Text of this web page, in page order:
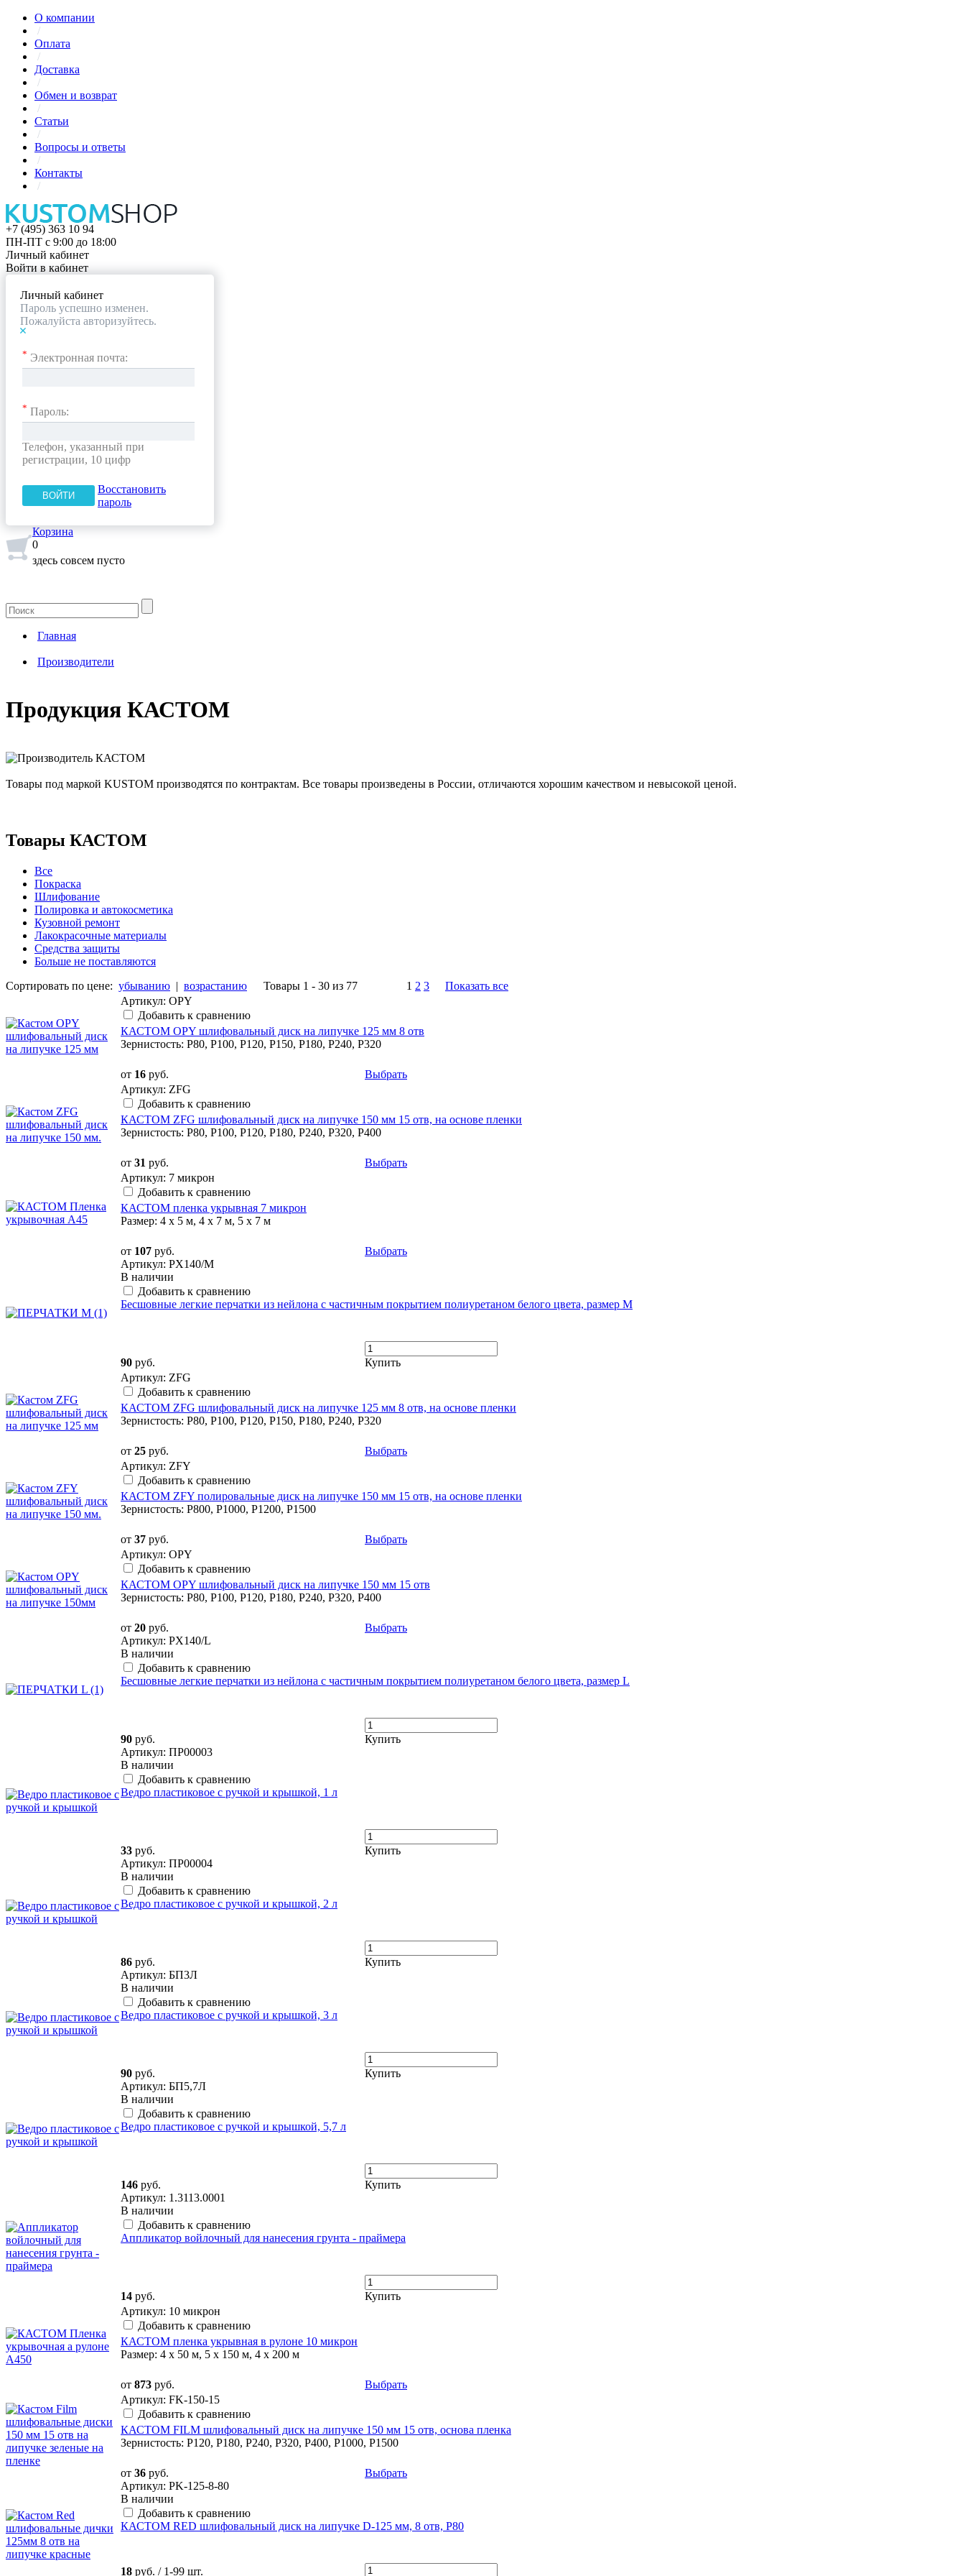
О компании
/
Оплата
/
Доставка
/
Обмен и возврат
/
Статьи
/
Вопросы и ответы
/
Контакты
/
+7 (495) 363 10 94
ПН-ПТ с 9:00 до 18:00
Личный кабинет
Войти в кабинет
Личный кабинет
Пароль успешно изменен.
Пожалуйста авторизуйтесь.
* Электронная почта:
* Пароль:
Телефон, указанный при
регистрации, 10 цифр
Восстановить
пароль
Корзина
0
здесь совсем пусто
Главная
Производители
Продукция КАСТОМ
Товары под маркой KUSTOM производятся по контрактам. Все товары произведены в России, отличаются хорошим качеством и невысокой ценой.
Товары КАСТОМ
Все
Покраска
Шлифование
Полировка и автокосметика
Кузовной ремонт
Лакокрасочные материалы
Средства защиты
Больше не поставляются
Сортировать по цене: убыванию | возрастанию Товары 1 - 30 из 77 1 2 3
Показать все
Артикул: OPY
Добавить к сравнению
КАСТОМ OPY шлифовальный диск на липучке 125 мм 8 отв
Зернистость: P80, P100, P120, P150, P180, P240, P320
от 16 руб.
Выбрать
Артикул: ZFG
Добавить к сравнению
КАСТОМ ZFG шлифовальный диск на липучке 150 мм 15 отв, на основе пленки
Зернистость: P80, P100, P120, P180, P240, P320, P400
от 31 руб.
Выбрать
Артикул: 7 микрон
Добавить к сравнению
КАСТОМ пленка укрывная 7 микрон
Размер: 4 х 5 м, 4 х 7 м, 5 х 7 м
от 107 руб.
Выбрать
Артикул: PX140/M
В наличии
Добавить к сравнению
Бесшовные легкие перчатки из нейлона с частичным покрытием полиуретаном белого цвета, размер M
90 руб.
Купить
Артикул: ZFG
Добавить к сравнению
КАСТОМ ZFG шлифовальный диск на липучке 125 мм 8 отв, на основе пленки
Зернистость: P80, P100, P120, P150, P180, P240, P320
от 25 руб.
Выбрать
Артикул: ZFY
Добавить к сравнению
КАСТОМ ZFY полировальные диск на липучке 150 мм 15 отв, на основе пленки
Зернистость: P800, P1000, P1200, P1500
от 37 руб.
Выбрать
Артикул: OPY
Добавить к сравнению
КАСТОМ OPY шлифовальный диск на липучке 150 мм 15 отв
Зернистость: P80, P100, P120, P180, P240, P320, P400
от 20 руб.
Выбрать
Артикул: PX140/L
В наличии
Добавить к сравнению
Бесшовные легкие перчатки из нейлона с частичным покрытием полиуретаном белого цвета, размер L
90 руб.
Купить
Артикул: ПР00003
В наличии
Добавить к сравнению
Ведро пластиковое с ручкой и крышкой, 1 л
33 руб.
Купить
Артикул: ПР00004
В наличии
Добавить к сравнению
Ведро пластиковое с ручкой и крышкой, 2 л
86 руб.
Купить
Артикул: БП3Л
В наличии
Добавить к сравнению
Ведро пластиковое с ручкой и крышкой, 3 л
90 руб.
Купить
Артикул: БП5,7Л
В наличии
Добавить к сравнению
Ведро пластиковое с ручкой и крышкой, 5,7 л
146 руб.
Купить
Артикул: 1.3113.0001
В наличии
Добавить к сравнению
Аппликатор войлочный для нанесения грунта - праймера
14 руб.
Купить
Артикул: 10 микрон
Добавить к сравнению
КАСТОМ пленка укрывная в рулоне 10 микрон
Размер: 4 х 50 м, 5 х 150 м, 4 х 200 м
от 873 руб.
Выбрать
Артикул: FK-150-15
Добавить к сравнению
КАСТОМ FILM шлифовальный диск на липучке 150 мм 15 отв, основа пленка
Зернистость: P120, P180, P240, P320, P400, P1000, P1500
от 36 руб.
Выбрать
Артикул: PK-125-8-80
В наличии
Добавить к сравнению
КАСТОМ RED шлифовальный диск на липучке D-125 мм, 8 отв, P80
18 руб. / 1-99 шт.